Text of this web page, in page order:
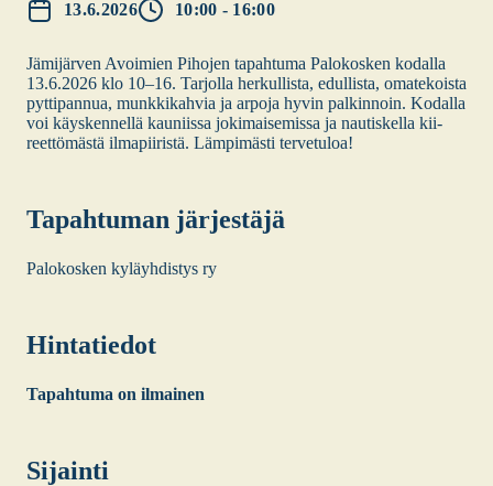
13.6.2026 10:00 - 16:00
Jämi­jär­ven Avoi­mien Piho­jen tapah­tu­ma Palo­kos­ken kodal­la
13.6.2026 klo 10–16. Tar­jol­la her­kul­lis­ta, edul­lis­ta, oma­te­kois­ta
pyt­ti­pan­nua, munk­ki­kah­via ja arpo­ja hyvin pal­kin­noin. Kodal­la
voi käys­ken­nel­lä kau­niis­sa joki­mai­se­mis­sa ja nau­tis­kel­la kii­
reet­tö­mäs­tä ilma­pii­ris­tä. Läm­pi­mäs­ti ter­ve­tu­loa!
Tapah­tu­man jär­jes­tä­jä
Palo­kos­ken kyläyh­dis­tys ry
Hin­ta­tie­dot
Tapah­tu­ma on ilmai­nen
Sijain­ti